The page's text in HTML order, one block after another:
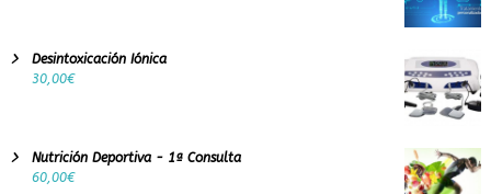
Desintoxicación Iónica
30,00€
Nutrición Deportiva - 1ª Consulta
60,00€